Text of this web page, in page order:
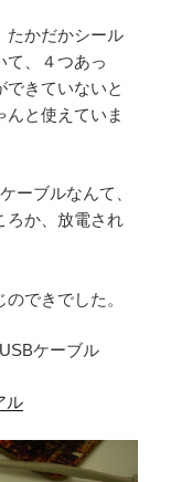
たかだかシール
て、４つあっ
きていないと
んと使えていま
ーブルなんて、
ろか、放電され
できでした。
ケーブル
ル